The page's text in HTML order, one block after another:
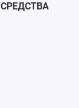
СРЕДСТВА